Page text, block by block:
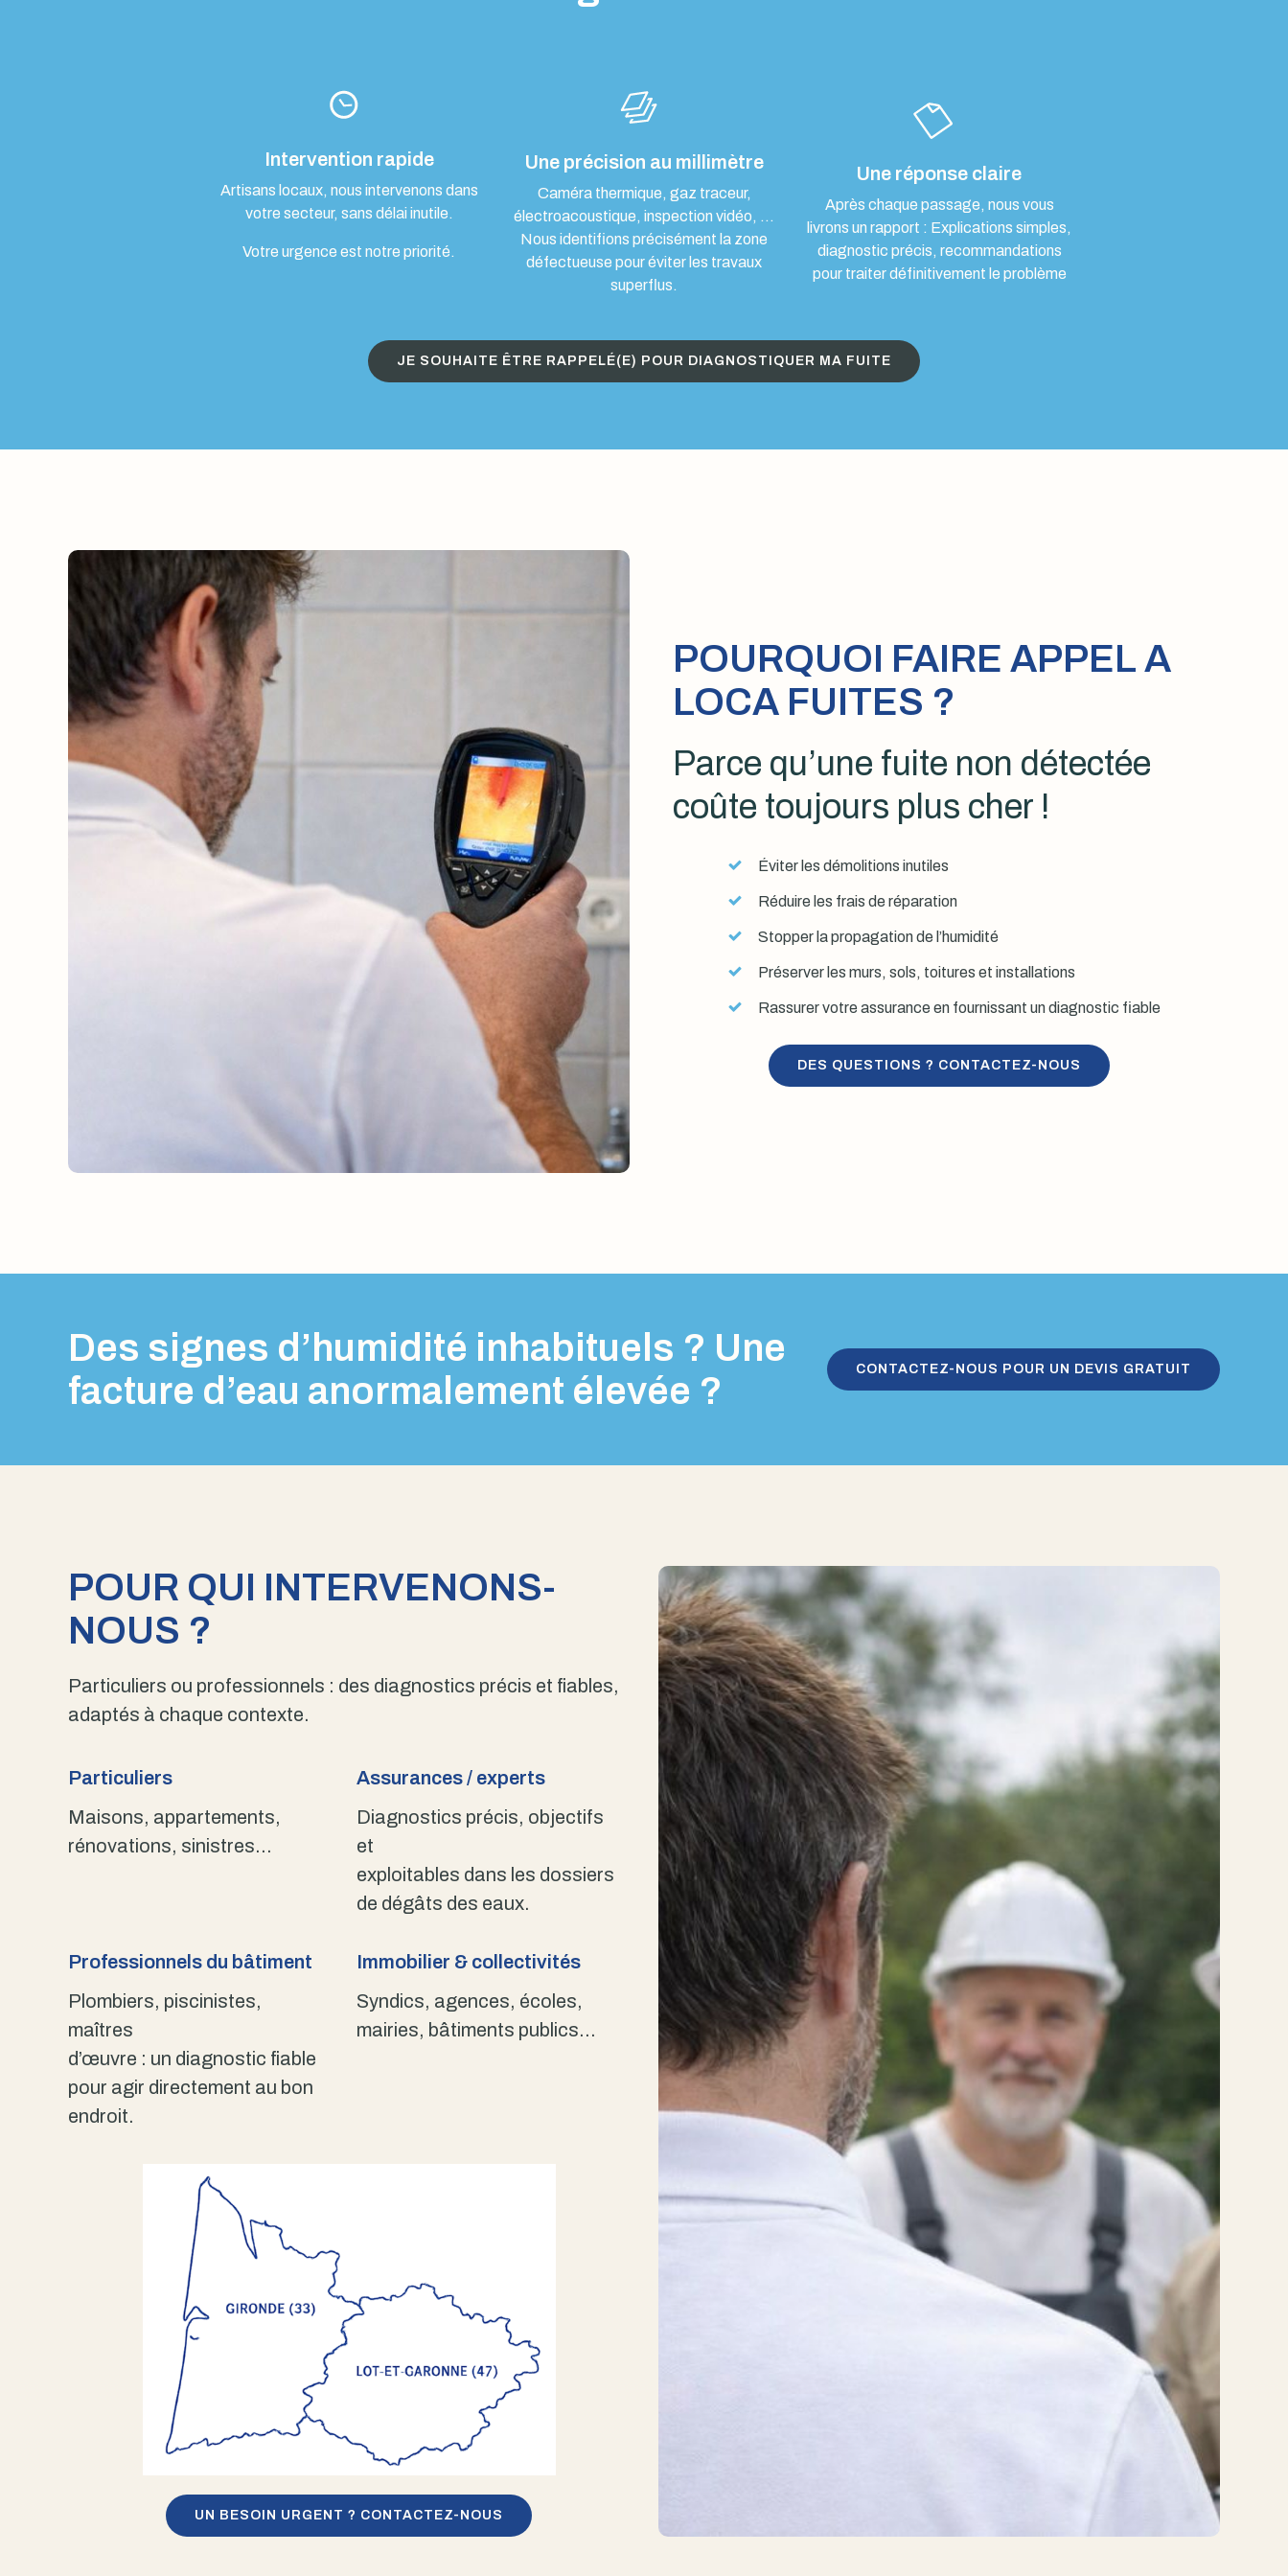
Intervention rapide
Artisans locaux, nous intervenons dans
votre secteur, sans délai inutile.
Votre urgence est notre priorité.
Une précision au millimètre
Caméra thermique, gaz traceur,
électroacoustique, inspection vidéo, …
Nous identifions précisément la zone
défectueuse pour éviter les travaux
superflus.
Une réponse claire
Après chaque passage, nous vous
livrons un rapport : Explications simples,
diagnostic précis, recommandations
pour traiter définitivement le problème
JE SOUHAITE ÊTRE RAPPELÉ(E) POUR DIAGNOSTIQUER MA FUITE
POURQUOI FAIRE APPEL A
LOCA FUITES ?
Parce qu’une fuite non détectée
coûte toujours plus cher !
Éviter les démolitions inutiles
Réduire les frais de réparation
Stopper la propagation de l’humidité
Préserver les murs, sols, toitures et installations
Rassurer votre assurance en fournissant un diagnostic fiable
DES QUESTIONS ? CONTACTEZ-NOUS
Des signes d’humidité inhabituels ? Une
facture d’eau anormalement élevée ?
CONTACTEZ-NOUS POUR UN DEVIS GRATUIT
POUR QUI INTERVENONS-
NOUS ?
Particuliers ou professionnels : des diagnostics précis et fiables,
adaptés à chaque contexte.
Particuliers
Maisons, appartements,
rénovations, sinistres…
Assurances / experts
Diagnostics précis, objectifs
et
exploitables dans les dossiers
de dégâts des eaux.
Professionnels du bâtiment
Plombiers, piscinistes,
maîtres
d’œuvre : un diagnostic fiable
pour agir directement au bon
endroit.
Immobilier & collectivités
Syndics, agences, écoles,
mairies, bâtiments publics…
UN BESOIN URGENT ? CONTACTEZ-NOUS